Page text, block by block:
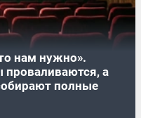
нам нужно».
а
полные